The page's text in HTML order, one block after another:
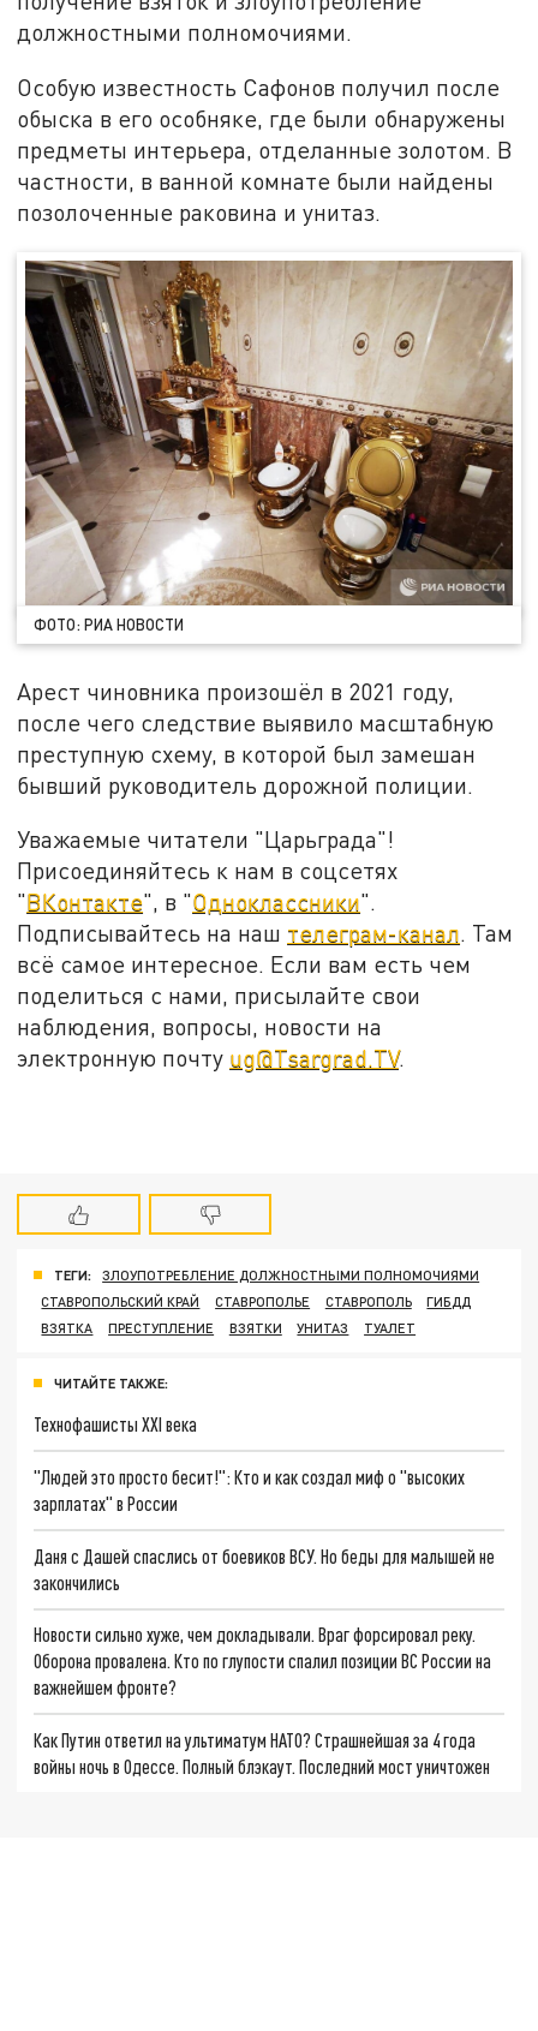
должностными полномочиями.
Особую известность Сафонов получил после
обыска в его особняке, где были обнаружены
предметы интерьера, отделанные золотом. В
частности, в ванной комнате были найдены
позолоченные раковина и унитаз.
ФОТО: РИА НОВОСТИ
Арест чиновника произошёл в 2021 году,
после чего следствие выявило масштабную
преступную схему, в которой был замешан
бывший руководитель дорожной полиции.
Уважаемые читатели "Царьграда"!
Присоединяйтесь к нам в соцсетях
"ВКонтакте", в "Одноклассники".
Подписывайтесь на наш телеграм-канал. Там
всё самое интересное. Если вам есть чем
поделиться с нами, присылайте свои
наблюдения, вопросы, новости на
электронную почту ug@Tsargrad.TV.
ТЕГИ:
ЗЛОУПОТРЕБЛЕНИЕ ДОЛЖНОСТНЫМИ ПОЛНОМОЧИЯМИ
СТАВРОПОЛЬСКИЙ КРАЙ
СТАВРОПОЛЬЕ СТАВРОПОЛЬ
ГИБДД
ВЗЯТКА
ПРЕСТУПЛЕНИЕ ВЗЯТКИ УНИТАЗ ТУАЛЕТ
ЧИТАЙТЕ ТАКЖЕ:
Технофашисты XXI века
"Людей это просто бесит!": Кто и как создал миф о "высоких
зарплатах" в России
Даня с Дашей спаслись от боевиков ВСУ. Но беды для малышей не
закончились
Новости сильно хуже, чем докладывали. Враг форсировал реку.
Оборона провалена. Кто по глупости спалил позиции ВС России на
важнейшем фронте?
Как Путин ответил на ультиматум НАТО? Страшнейшая за 4 года
войны ночь в Одессе. Полный блэкаут. Последний мост уничтожен